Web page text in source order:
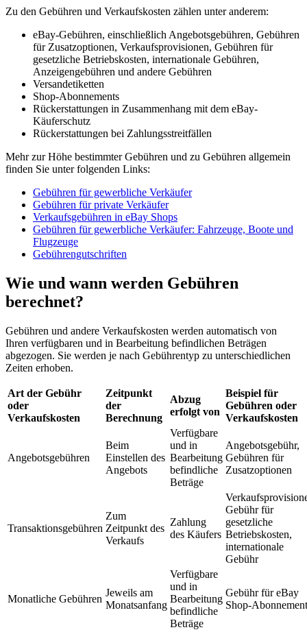
Zu den Gebühren und Verkaufskosten zählen unter anderem:
eBay-Gebühren, einschließlich Angebotsgebühren, Gebühren
für Zusatzoptionen, Verkaufsprovisionen, Gebühren für
gesetzliche Betriebskosten, internationale Gebühren,
Anzeigengebühren und andere Gebühren
Versandetiketten
Shop-Abonnements
Rückerstattungen in Zusammenhang mit dem eBay-
Käuferschutz
Rückerstattungen bei Zahlungsstreitfällen
Mehr zur Höhe bestimmter Gebühren und zu Gebühren allgemein
finden Sie unter folgenden Links:
Gebühren für gewerbliche Verkäufer
Gebühren für private Verkäufer
Verkaufsgebühren in eBay Shops
Gebühren für gewerbliche Verkäufer: Fahrzeuge, Boote und
Flugzeuge
Gebührengutschriften
Wie und wann werden Gebühren
berechnet?
Gebühren und andere Verkaufskosten werden automatisch von
Ihren verfügbaren und in Bearbeitung befindlichen Beträgen
abgezogen. Sie werden je nach Gebührentyp zu unterschiedlichen
Zeiten erhoben.
Art der Gebühr
oder
Verkaufskosten
Zeitpunkt
der
Berechnung
Abzug
erfolgt von
Beispiel für
Gebühren oder
Verkaufskosten
Angebotsgebühren
Beim
Einstellen des
Angebots
Verfügbare
und in
Bearbeitung
befindliche
Beträge
Angebotsgebühr,
Gebühren für
Zusatzoptionen
Transaktionsgebühren
Zum
Zeitpunkt des
Verkaufs
Zahlung
des Käufers
Gebühr für
gesetzliche
Betriebskosten,
internationale
Gebühr
Monatliche Gebühren
Jeweils am
Monatsanfang
Verfügbare
und in
Bearbeitung
befindliche
Beträge
Gebühr für eBay
Shop-Abonnement